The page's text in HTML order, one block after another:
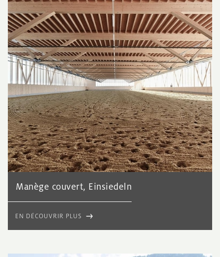
Manège couvert, Einsiedeln
EN DÉCOUVRIR PLUS